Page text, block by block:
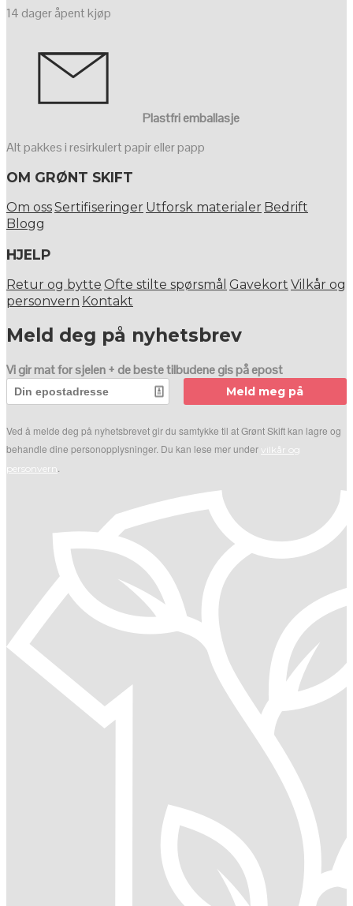
14 dager åpent kjøp
Plastfri emballasje
Alt pakkes i resirkulert papir eller papp
OM GRØNT SKIFT
Om ossSertifiseringer Utforsk materialer Bedrift
Blogg
HJELP
Retur og bytte Ofte stilte spørsmål Gavekort Vilkår og
personvern Kontakt
Meld deg på nyhetsbrev
Vi gir mat for sjelen + de beste tilbudene gis på epost
Meld meg på
Ved å melde deg på nyhetsbrevet gir du samtykke til at Grønt Skift kan lagre og
behandle dine personopplysninger. Du kan lese mer under vilkår og
personvern.